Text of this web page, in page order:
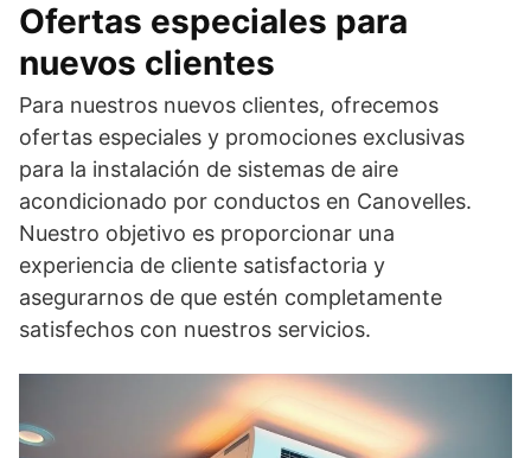
Ofertas especiales para
nuevos clientes
Para nuestros nuevos clientes, ofrecemos
ofertas especiales y promociones exclusivas
para la instalación de sistemas de aire
acondicionado por conductos en Canovelles.
Nuestro objetivo es proporcionar una
experiencia de cliente satisfactoria y
asegurarnos de que estén completamente
satisfechos con nuestros servicios.